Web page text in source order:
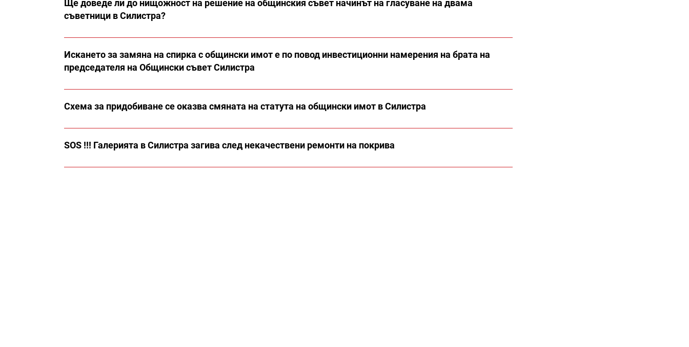
Ще доведе ли до нищожност на решение на общинския съвет начинът на гласуване на двама
съветници в Силистра?
Искането за замяна на спирка с общински имот е по повод инвестиционни намерения на брата на
председателя на Общински съвет Силистра
Схема за придобиване се оказва смяната на статута на общински имот в Силистра
SOS !!! Галерията в Силистра загива след некачествени ремонти на покрива